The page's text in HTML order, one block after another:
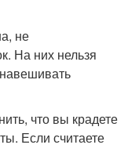
не
На них нельзя
что вы крадете
Если считаете